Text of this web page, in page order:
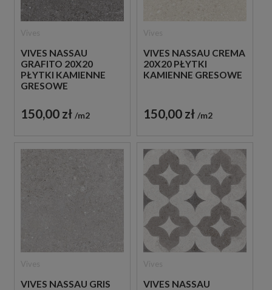
VIVES NASSAU
GRAFITO 20X20
PŁYTKI KAMIENNE
GRESOWE
150,00 zł m2
VIVES NASSAU CREMA
20X20 PŁYTKI
KAMIENNE GRESOWE
150,00 zł m2
VIVES NASSAU GRIS
VIVES NASSAU